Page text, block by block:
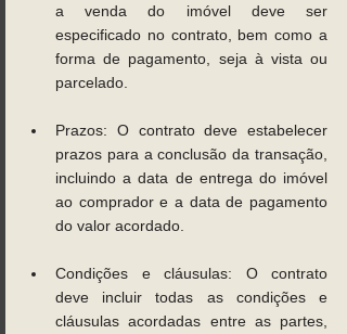
a venda do imóvel deve ser
especificado no contrato, bem como a
forma de pagamento, seja à vista ou
parcelado.
Prazos: O contrato deve estabelecer
prazos para a conclusão da transação,
incluindo a data de entrega do imóvel
ao comprador e a data de pagamento
do valor acordado.
Condições e cláusulas: O contrato
deve incluir todas as condições e
cláusulas acordadas entre as partes,